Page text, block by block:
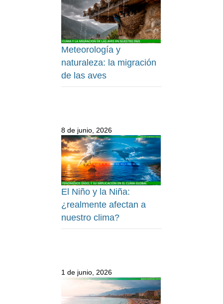
Meteorología y
naturaleza: la migración
de las aves
8 de junio, 2026
El Niño y la Niña:
¿realmente afectan a
nuestro clima?
1 de junio, 2026